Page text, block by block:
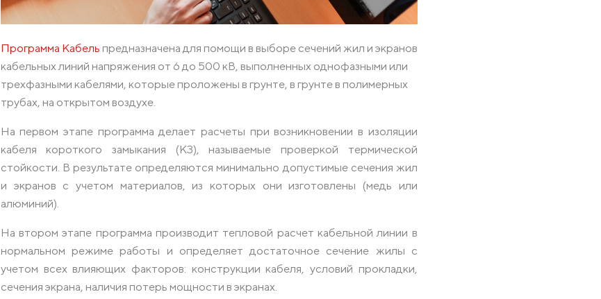
Комплектующие для кабельных лотков
Крепления для кабелей и труб
Программа Кабель предназначена для помощи в выборе сечений жил и экранов
кабельных линий напряжения от 6 до 500 кВ, выполненных однофазными или
трехфазными кабелями, которые проложены в грунте, в грунте в полимерных
трубах, на открытом воздухе.
На первом этапе программа делает расчеты при возникновении в изоляции
кабеля короткого замыкания (КЗ), называемые проверкой термической
стойкости. В результате определяются минимально допустимые сечения жил
и экранов с учетом материалов, из которых они изготовлены (медь или
алюминий).
На втором этапе программа производит тепловой расчет кабельной линии в
нормальном режиме работы и определяет достаточное сечение жилы с
учетом всех влияющих факторов: конструкции кабеля, условий прокладки,
сечения экрана, наличия потерь мощности в экранах.